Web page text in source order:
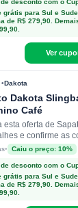
desconto com o
grátis para Sul e
de R$ 279,90.
Ver
Dakota
Dakota
Café
esta oferta de
e confirme as
• Caiu o preço: 10%
desconto com o
grátis para Sul e
de R$ 279,90.